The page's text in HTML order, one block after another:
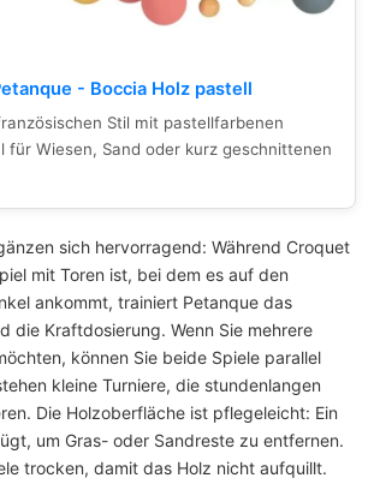
- Boccia Holz pastell
Stil mit pastellfarbenen
für Wiesen, Sand oder kurz geschnittenen
sich hervorragend: Während Croquet
mit Toren ist, bei dem es auf den
ankommt, trainiert Petanque das
die Kraftdosierung. Wenn Sie mehrere
können Sie beide Spiele parallel
kleine Turniere, die stundenlangen
Die Holzoberfläche ist pflegeleicht: Ein
um Gras- oder Sandreste zu entfernen.
trocken, damit das Holz nicht aufquillt.